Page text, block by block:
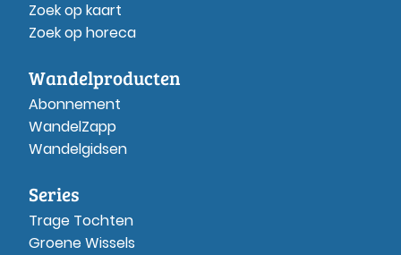
Zoek op kaart
Zoek op horeca
Wandelproducten
Abonnement
WandelZapp
Wandelgidsen
Series
Trage Tochten
Groene Wissels